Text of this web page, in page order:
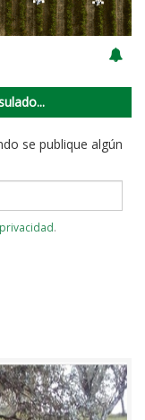
se publique algún
.